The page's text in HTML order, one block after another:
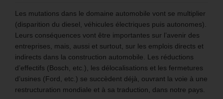
Les mutations dans le domaine automobile vont se multiplier
(disparition du diesel, véhicules électriques puis autonomes).
Leurs conséquences vont être importantes sur l’avenir des
entreprises, mais, aussi et surtout, sur les emplois directs et
indirects dans la construction automobile. Les réductions
d’effectifs (Bosch, etc.), les délocalisations et les fermetures
d’usines (Ford, etc.) se succèdent déjà, ouvrant la voie à une
restructuration mondiale et à sa traduction, dans notre pays.